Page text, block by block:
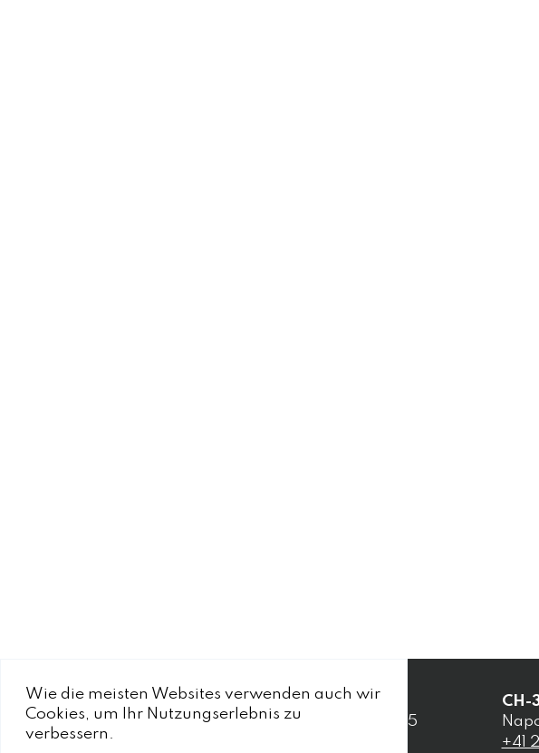
CH-3920 Zermatt
Schluhmattstrasse 15
CH-
+41
Wie die meisten Websites verwenden auch wir
Cookies, um Ihr Nutzungserlebnis zu
verbessern.